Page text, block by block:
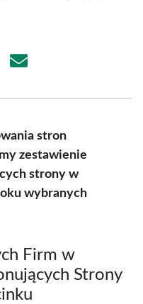
Share
stron
zestawienie
strony w
wybranych
Firm w
Strony